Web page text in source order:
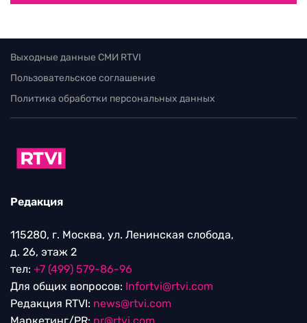
Выходные данные СМИ RTVI
Пользовательское соглашение
Политика обработки персональных данных
Редакция
115280, г. Москва, ул. Ленинская слобода,
д. 26, этаж 2
тел: +7 (499) 579-86-96
Для общих вопросов: Infortvi@rtvi.com
Редакция RTVI: news@rtvi.com